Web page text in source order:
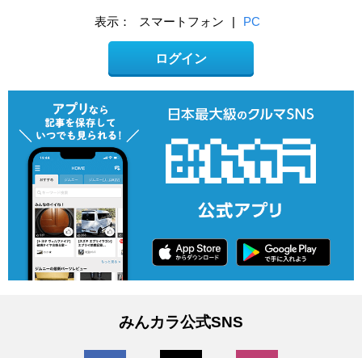
表示： スマートフォン | PC
ログイン
みんカラ公式SNS